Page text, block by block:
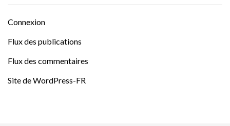
Connexion
Flux des publications
Flux des commentaires
Site de WordPress-FR